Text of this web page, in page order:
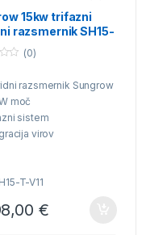
15kw trifazni
razsmernik SH15-
Združljiv s SBR in
(0)
razsmernik Sungrow
moč
sistem
virov
z ali brez baterij
T-V11
€